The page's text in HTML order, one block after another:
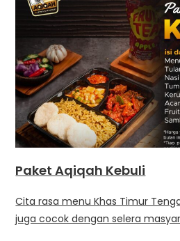
Paket Aqiqah Kebuli
Cita rasa menu Khas Timur
juga cocok dengan selera